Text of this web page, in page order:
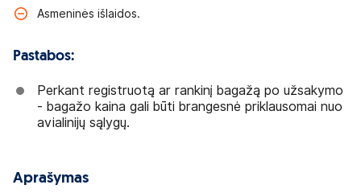
Asmeninės išlaidos.
Pastabos:
Perkant registruotą ar rankinį bagažą po užsakymo
- bagažo kaina gali būti brangesnė priklausomai nuo
avialinijų sąlygų.
Aprašymas